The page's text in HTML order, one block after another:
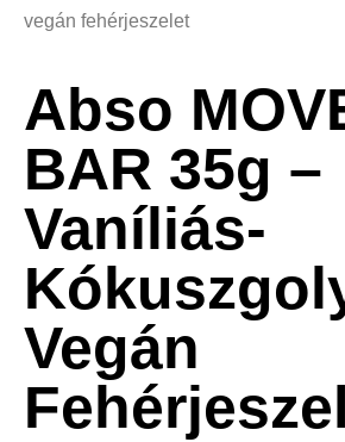
vegán fehérjeszelet
Abso
BAR 35g –
Vaníliás-
Vegán